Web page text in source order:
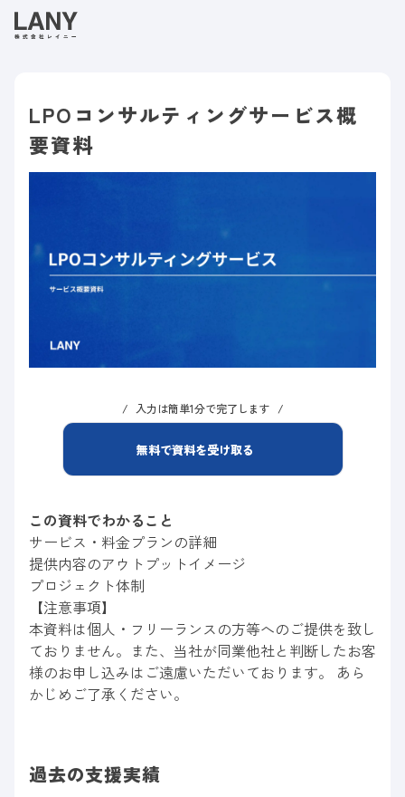
LPOコンサルティングサービス概
要資料
入力は簡単1分で完了します
無料で資料を受け取る
この資料でわかること
サービス・料金プランの詳細
提供内容のアウトプットイメージ
プロジェクト体制
【注意事項】
本資料は個人・フリーランスの方等へのご提供を致し
ておりません。また、当社が同業他社と判断したお客
様のお申し込みはご遠慮いただいております。 あら
かじめご了承ください。
過去の支援実績